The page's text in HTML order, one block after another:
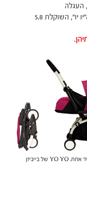
העגלה
הקומפקטית ביותר בשוק העגלות היא ה"יו יו", השוקלת 5.8
.
עגלת התינוק הקומפקטית ביותר, יכולה להתקפל ביד אחת. YO YO של בייביזן